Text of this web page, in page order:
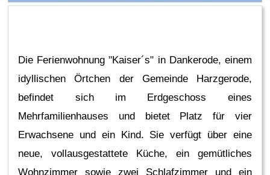
Die Ferienwohnung "Kaiser´s" in Dankerode, einem
idyllischen Örtchen der Gemeinde Harzgerode,
befindet sich im Erdgeschoss eines
Mehrfamilienhauses und bietet Platz für vier
Erwachsene und ein Kind. Sie verfügt über eine
neue, vollausgestattete Küche, ein gemütliches
Wohnzimmer sowie zwei Schlafzimmer und ein